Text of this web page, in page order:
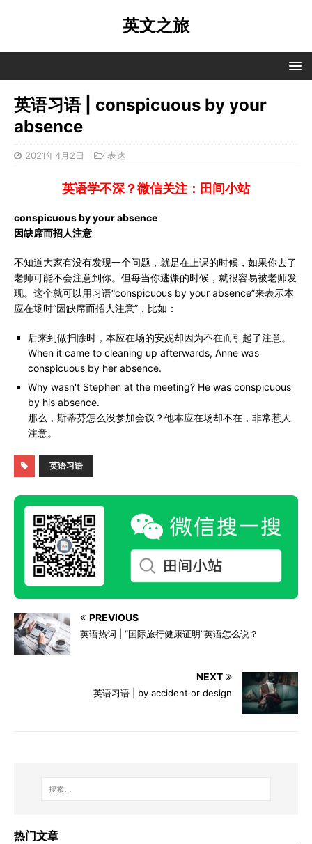
英文之旅
英语习语 | conspicuous by your
absence
2021年4月2日 表达
英语学不深？微信关注：田间小站
conspicuous by your absence
因缺席而招人注意
不知道大家有没有发现一个问题，就是在上课的时候，如果你去了
老师可能不会注意到你。但每当你逃课的时候，就很容易被老师发
现。这个就可以用习语“conspicuous by your absence”来表示本
应在场时“因缺席而招人注意”，比如：
后来到做扫除时，本应在场的安妮却因为不在而引起了注意。
When it came to cleaning up afterwards, Anne was
conspicuous by her absence.
Why wasn't Stephen at the meeting? He was conspicuous
by his absence.
那么，斯蒂芬怎么没参加会议？他本应在场却不在，非常惹人
注意。
英语习语
PREVIOUS
英语热词 | “国际旅行健康证明”英语怎么说？
NEXT
英语习语 | by accident or design
热门文章